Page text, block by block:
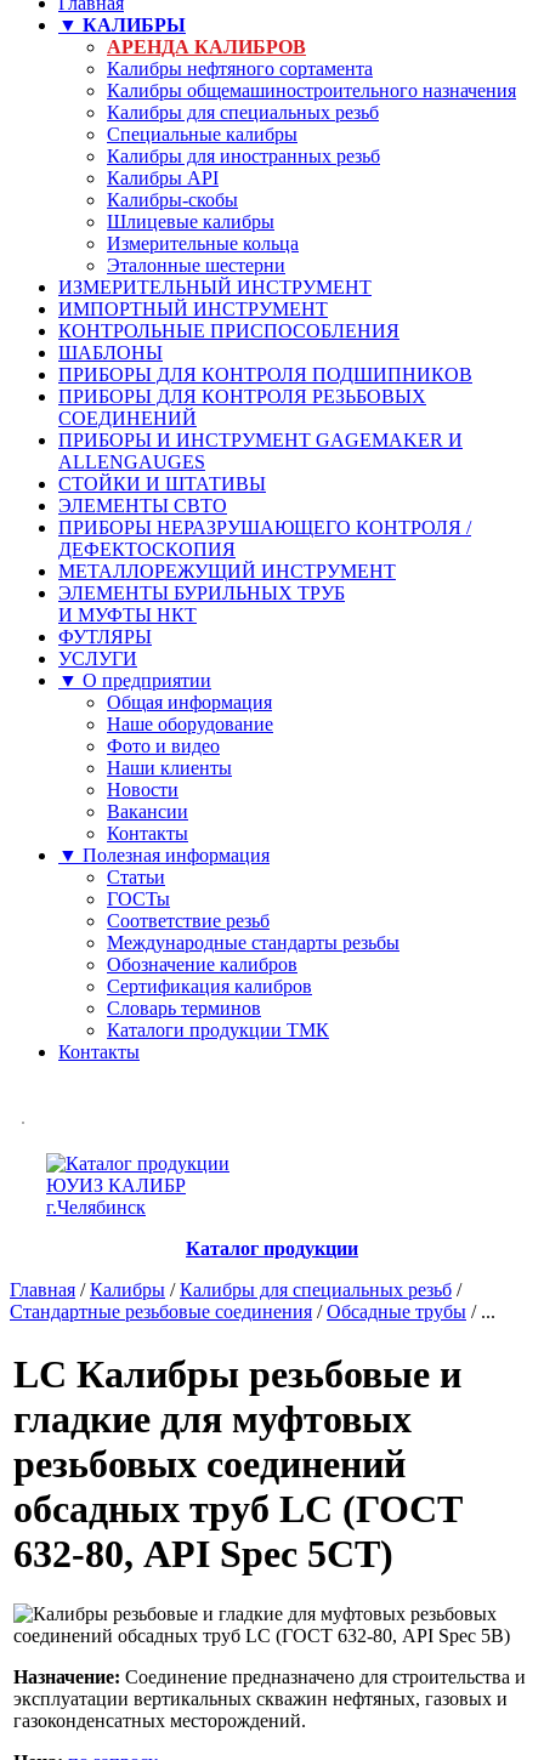
▼ КАЛИБРЫ
АРЕНДА КАЛИБРОВ
Калибры нефтяного сортамента
Калибры общемашиностроительного назначения
Калибры для специальных резьб
Специальные калибры
Калибры для иностранных резьб
Калибры API
Калибры-скобы
Шлицевые калибры
Измерительные кольца
Эталонные шестерни
ИЗМЕРИТЕЛЬНЫЙ ИНСТРУМЕНТ
ИМПОРТНЫЙ ИНСТРУМЕНТ
КОНТРОЛЬНЫЕ ПРИСПОСОБЛЕНИЯ
ШАБЛОНЫ
ПРИБОРЫ ДЛЯ КОНТРОЛЯ ПОДШИПНИКОВ
ПРИБОРЫ ДЛЯ КОНТРОЛЯ РЕЗЬБОВЫХ
СОЕДИНЕНИЙ
ПРИБОРЫ И ИНСТРУМЕНТ GAGEMAKER И
ALLENGAUGES
СТОЙКИ И ШТАТИВЫ
ЭЛЕМЕНТЫ СВТО
ПРИБОРЫ НЕРАЗРУШАЮЩЕГО КОНТРОЛЯ /
ДЕФЕКТОСКОПИЯ
МЕТАЛЛОРЕЖУЩИЙ ИНСТРУМЕНТ
ЭЛЕМЕНТЫ БУРИЛЬНЫХ ТРУБ
И МУФТЫ НКТ
ФУТЛЯРЫ
УСЛУГИ
▼ О предприятии
Общая информация
Наше оборудование
Фото и видео
Наши клиенты
Новости
Вакансии
Контакты
▼ Полезная информация
Статьи
ГОСТы
Соответствие резьб
Международные стандарты резьбы
Обозначение калибров
Сертификация калибров
Словарь терминов
Каталоги продукции ТМК
Контакты
Каталог продукции
Главная /Калибры /Калибры для специальных резьб /
Стандартные резьбовые соединения /Обсадные трубы / ...
LC Калибры резьбовые и
гладкие для муфтовых
резьбовых соединений
обсадных труб LC (ГОСТ
632-80, API Spec 5CT)
Назначение: Соединение предназначено для строительства и
эксплуатации вертикальных скважин нефтяных, газовых и
газоконденсатных месторождений.